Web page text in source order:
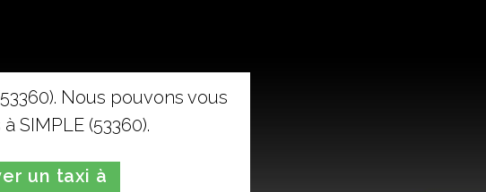
Nous pouvons vous
SIMPLE (53360).
un taxi à